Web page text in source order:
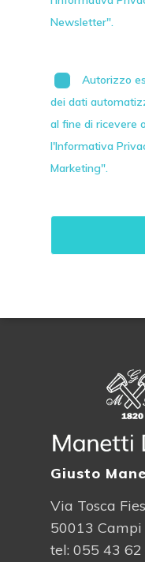
Newsletter".
Autorizzo
dei dati
al fine di ricevere
l'Informativa
Marketing".
Giusto
Via Tosca
50013 Campi
tel: 055 43 62